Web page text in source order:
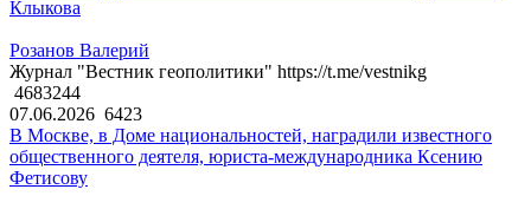
Клыкова
Розанов Валерий
Журнал "Вестник геополитики" https://t.me/vestnikg
4683244
07.06.2026 6423
В Москве, в Доме национальностей, наградили известного
общественного деятеля, юриста-международника Ксению
Фетисову